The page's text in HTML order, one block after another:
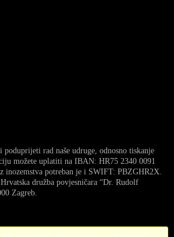
rad naše udruge, odnosno tiskanje
možete uplatiti na IBAN: HR75 2340 0091
inozemstva potreban je i SWIFT: PBZGHR2X.
družba povjesničara “Dr. Rudolf
Zagreb.